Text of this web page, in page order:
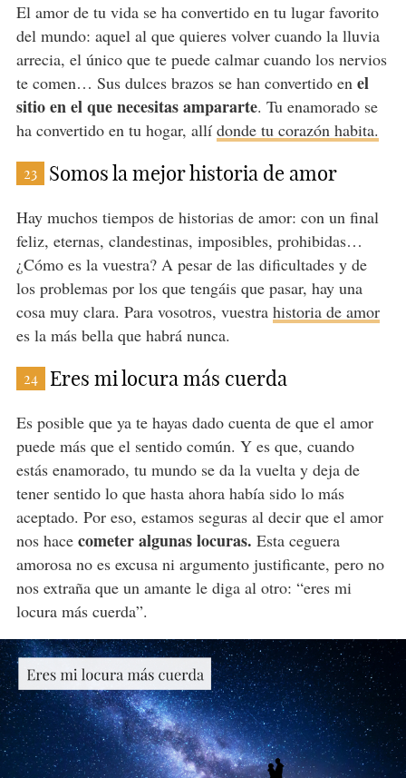
El amor de tu vida se ha convertido en tu lugar favorito
del mundo: aquel al que quieres volver cuando la lluvia
arrecia, el único que te puede calmar cuando los nervios
te comen… Sus dulces brazos se han convertido en el
sitio en el que necesitas ampararte. Tu enamorado se
ha convertido en tu hogar, allí donde tu corazón habita.
23 Somos la mejor historia de amor
Hay muchos tiempos de historias de amor: con un final
feliz, eternas, clandestinas, imposibles, prohibidas…
¿Cómo es la vuestra? A pesar de las dificultades y de
los problemas por los que tengáis que pasar, hay una
cosa muy clara. Para vosotros, vuestra historia de amor
es la más bella que habrá nunca.
24 Eres mi locura más cuerda
Es posible que ya te hayas dado cuenta de que el amor
puede más que el sentido común. Y es que, cuando
estás enamorado, tu mundo se da la vuelta y deja de
tener sentido lo que hasta ahora había sido lo más
aceptado. Por eso, estamos seguras al decir que el amor
nos hace cometer algunas locuras. Esta ceguera
amorosa no es excusa ni argumento justificante, pero no
nos extraña que un amante le diga al otro: “eres mi
locura más cuerda”.